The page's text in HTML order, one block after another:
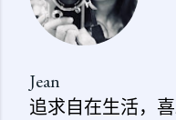
Jean
追求自在生活，